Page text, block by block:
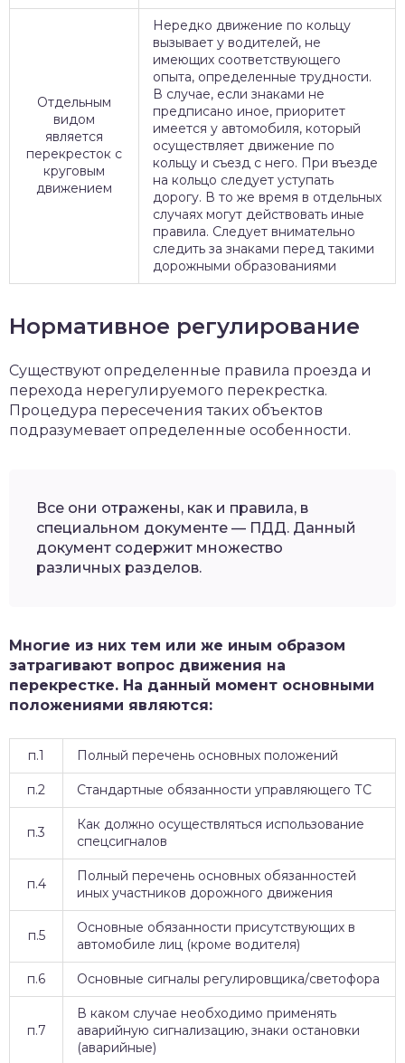
Отдельным
видом
является
перекресток с
круговым
движением
Нередко движение по кольцу
вызывает у водителей, не
имеющих соответствующего
опыта, определенные трудности.
В случае, если знаками не
предписано иное, приоритет
имеется у автомобиля, который
осуществляет движение по
кольцу и съезд с него. При въезде
на кольцо следует уступать
дорогу. В то же время в отдельных
случаях могут действовать иные
правила. Следует внимательно
следить за знаками перед такими
дорожными образованиями
Нормативное регулирование
Существуют определенные правила проезда и
перехода нерегулируемого перекрестка.
Процедура пересечения таких объектов
подразумевает определенные особенности.
Все они отражены, как и правила, в
специальном документе — ПДД. Данный
документ содержит множество
различных разделов.
Многие из них тем или же иным образом
затрагивают вопрос движения на
перекрестке. На данный момент основными
положениями являются:
п.1 Полный перечень основных положений
п.2 Стандартные обязанности управляющего ТС
п.3
Как должно осуществляться использование
спецсигналов
п.4
Полный перечень основных обязанностей
иных участников дорожного движения
п.5
Основные обязанности присутствующих в
автомобиле лиц (кроме водителя)
п.6 Основные сигналы регулировщика/светофора
п.7
В каком случае необходимо применять
аварийную сигнализацию, знаки остановки
(аварийные)